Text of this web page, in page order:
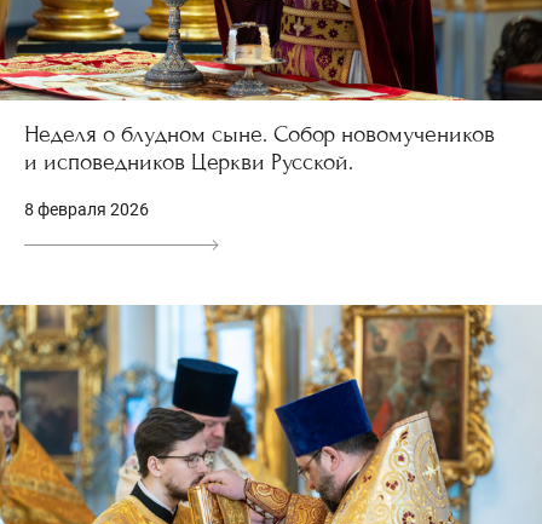
Неделя о блудном сыне. Собор новомучеников
и исповедников Церкви Русской.
8 февраля 2026